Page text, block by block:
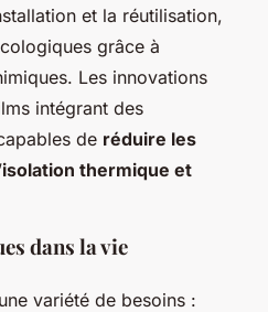
et la réutilisation,
grâce à
Les innovations
intégrant des
de réduire les
isolation thermique et
dans la vie
variété de besoins :